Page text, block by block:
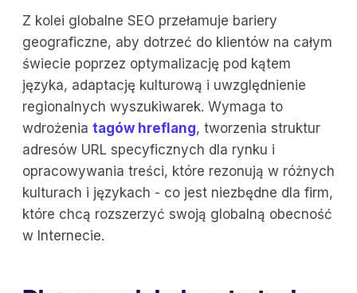
Z kolei globalne SEO przełamuje bariery
geograficzne, aby dotrzeć do klientów na całym
świecie poprzez optymalizację pod kątem
języka, adaptację kulturową i uwzględnienie
regionalnych wyszukiwarek. Wymaga to
wdrożenia tagów hreflang, tworzenia struktur
adresów URL specyficznych dla rynku i
opracowywania treści, które rezonują w różnych
kulturach i językach - co jest niezbędne dla firm,
które chcą rozszerzyć swoją globalną obecność
w Internecie.